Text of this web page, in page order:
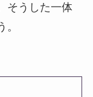
そうした一体